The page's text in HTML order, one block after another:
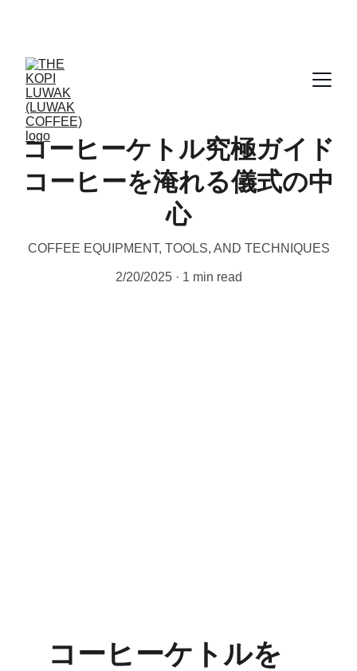
コーヒーケトル究極ガイド
コーヒーを淹れる儀式の中
心
COFFEE EQUIPMENT, TOOLS, AND TECHNIQUES
2/20/2025 1 min read
コーヒーケトルを